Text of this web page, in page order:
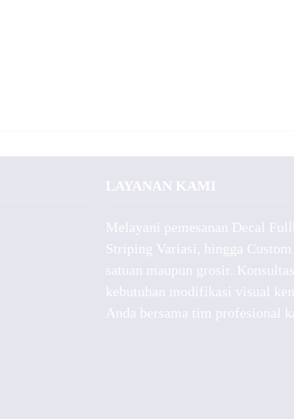
LAYANAN KAMI
Melayani pemesanan Decal
Striping Variasi, hingga Custom
satuan maupun grosir.
kebutuhan modifikasi visual
Anda bersama tim profesional